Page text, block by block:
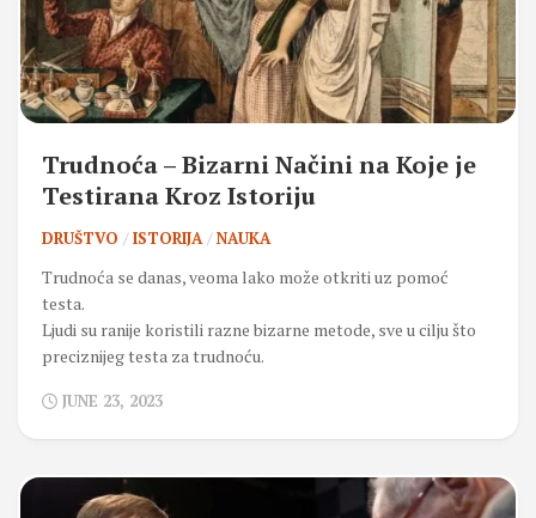
Trudnoća – Bizarni Načini na Koje je
Testirana Kroz Istoriju
DRUŠTVO /ISTORIJA/NAUKA
Trudnoća se danas, veoma lako može otkriti uz pomoć
testa.
Ljudi su ranije koristili razne bizarne metode, sve u cilju što
preciznijeg testa za trudnoću.
JUNE 23, 2023